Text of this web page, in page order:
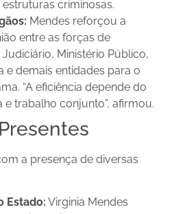
criminosas.
Mendes reforçou a
entre as forças de
Ministério Público,
e demais entidades para o
“A eficiência depende do
trabalho conjunto”, afirmou.
a presença de diversas
Estado: Virginia Mendes